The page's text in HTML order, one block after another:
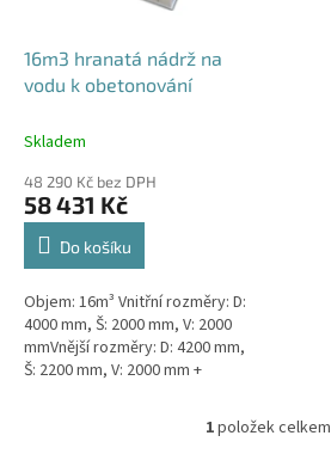
16m3 hranatá nádrž na
vodu k obetonování
Skladem
48 290 Kč bez DPH
58 431 Kč
Do košíku
Objem: 16m³ Vnitřní rozměry: D:
4000 mm, Š: 2000 mm, V: 2000
mmVnější rozměry: D: 4200 mm,
Š: 2200 mm, V: 2000 mm +
O
1položek celkem